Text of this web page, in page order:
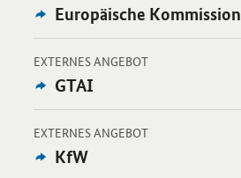
Externes
Angebot:
Europäische Kommission
EXTERNES ANGEBOT-
Externes
Angebot:
GTAI
Öffnet Einzelsicht
EXTERNES ANGEBOT-
Externes
Angebot:
KfW
Öffnet Einzelsicht